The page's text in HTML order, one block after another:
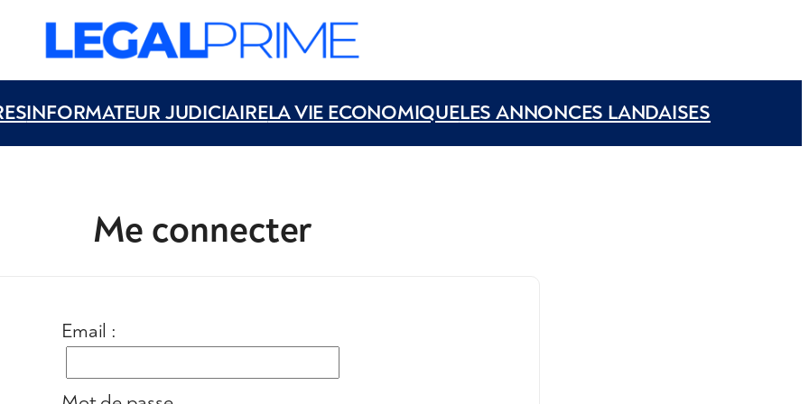
INFORMATEUR JUDICIAIRELA VIE ECONOMIQUELES ANNONCES LANDAISES
Me connecter
Email :